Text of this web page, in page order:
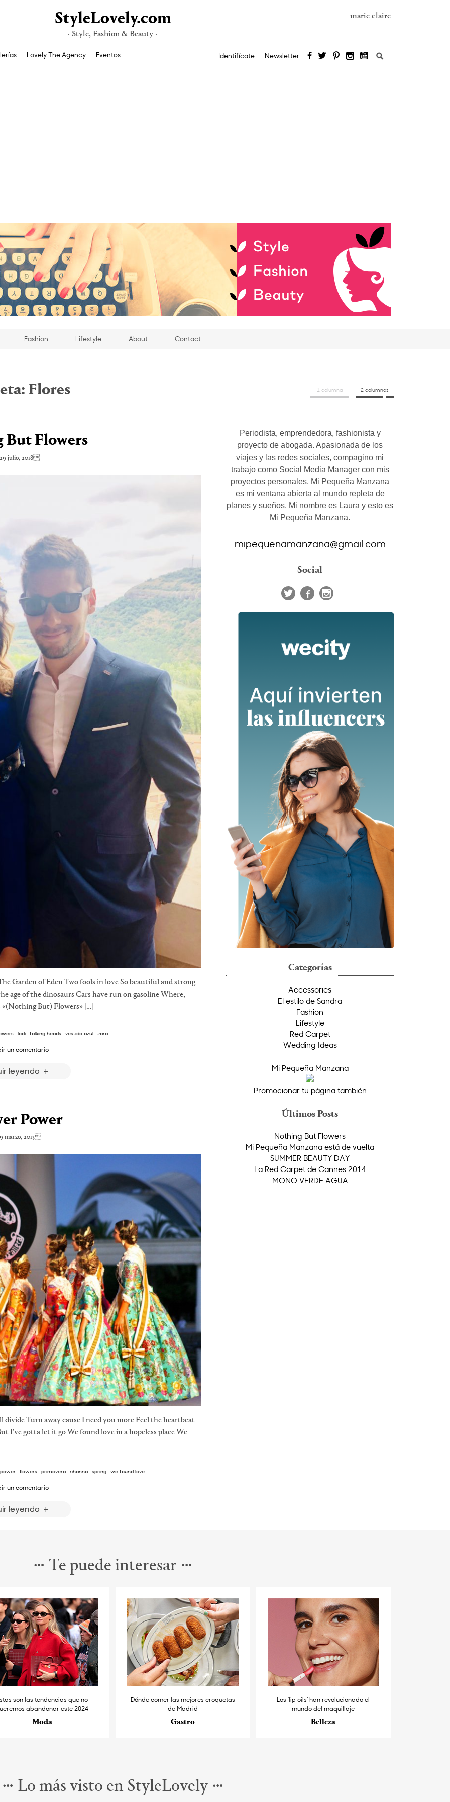
StyleLovely.com
· Style, Fashion & Beauty ·
marie claire
Lovely The Agency Eventos Identifícate Newsletter Buscar:
Fashion Lifestyle About Contact
Flores
Flowers
julio, 2018
Garden of Eden Two fools in love So beautiful and strong
age of the dinosaurs Cars have run on gasoline Where,
But) Flowers» […]
· lodi · talking heads · vestido azul · zara
un comentario
leyendo
Power
marzo, 2013
Turn away cause I need you more Feel the heartbeat
I’ve gotta let it go We found love in a hopeless place We
· flowers· primavera· rihanna· spring· we found love
un comentario
leyendo
1 columna 2 columnas
Periodista, emprendedora, fashionista y
proyecto de abogada. Apasionada de los
viajes y las redes sociales, compagino mi
trabajo como Social Media Manager con mis
proyectos personales. Mi Pequeña Manzana
es mi ventana abierta al mundo repleta de
planes y sueños. Mi nombre es Laura y esto es
Mi Pequeña Manzana.
mipequenamanzana@gmail.com
Social
Categorías
Accessories
El estilo de Sandra
Fashion
Lifestyle
Red Carpet
Wedding Ideas
Mi Pequeña Manzana
Promocionar tu página también
Últimos Posts
Nothing But Flowers
Mi Pequeña Manzana está de vuelta
SUMMER BEAUTY DAY
La Red Carpet de Cannes 2014
MONO VERDE AGUA
Te puede interesar
son las tendencias que no
abandonar este 2024
Moda
Dónde comer las mejores croquetas
de Madrid
Gastro
Los ‘lip oils’ han revolucionado el
mundo del maquillaje
Belleza
Lo más visto en StyleLovely